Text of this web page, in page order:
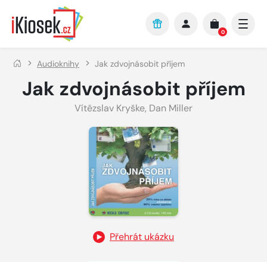
Přejít na hlavní obsah
0
Audioknihy Jak zdvojnásobit příjem
Jak zdvojnásobit příjem
Vítězslav Kryške, Dan Miller
Přehrát ukázku